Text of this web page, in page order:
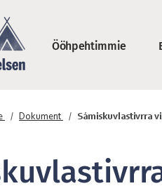
Ööhpehtimmie
Dokument Sámiskuvlastivrra